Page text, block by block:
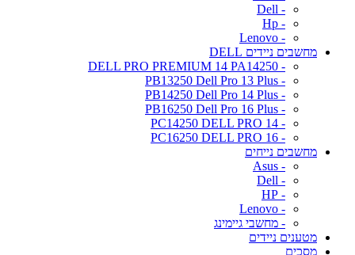
- Dell
- Hp
- Lenovo
מחשבים ניידים DELL
- DELL PRO PREMIUM 14 PA14250
- PB13250 Dell Pro 13 Plus
- PB14250 Dell Pro 14 Plus
- PB16250 Dell Pro 16 Plus
- PC14250 DELL PRO 14
- PC16250 DELL PRO 16
מחשבים נייחים
- Asus
- Dell
- HP
- Lenovo
- מחשבי גיימינג
מטענים ניידים
מסכים